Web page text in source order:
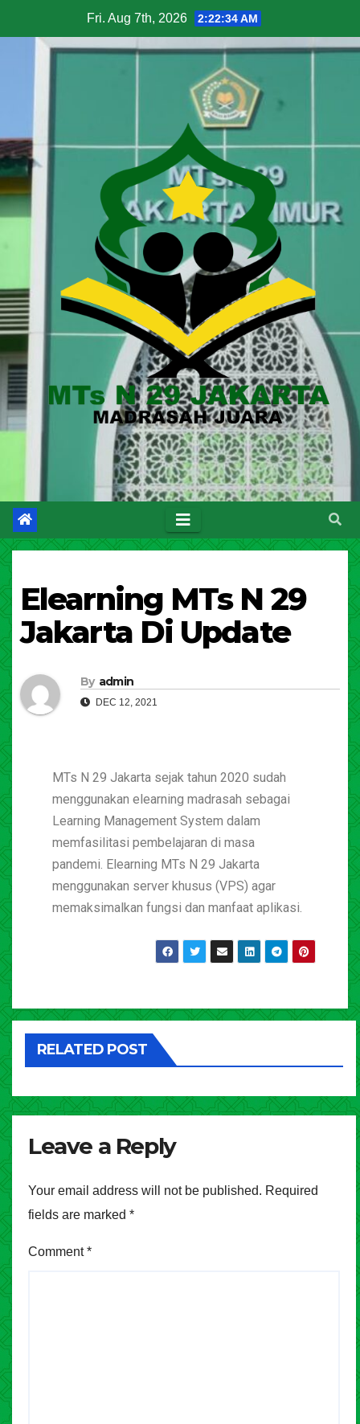
Fri. Aug 7th, 2026 2:22:34 AM
Elearning MTs N 29
Jakarta Di Update
By admin
DEC 12, 2021
MTs N 29 Jakarta sejak tahun 2020 sudah
menggunakan elearning madrasah sebagai
Learning Management System dalam
memfasilitasi pembelajaran di masa
pandemi. Elearning MTs N 29 Jakarta
menggunakan server khusus (VPS) agar
memaksimalkan fungsi dan manfaat aplikasi.
RELATED POST
Leave a Reply
Your email address will not be published. Required
fields are marked *
Comment*